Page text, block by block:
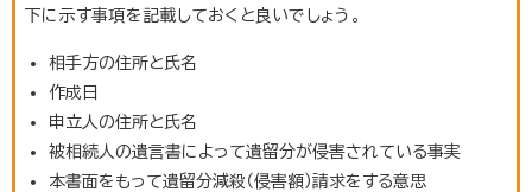
下に示す事項を記載しておくと良いでしょう。
相手方の住所と氏名
作成日
申立人の住所と氏名
被相続人の遺言書によって遺留分が侵害されている事実
本書面をもって遺留分減殺（侵害額）請求をする意思